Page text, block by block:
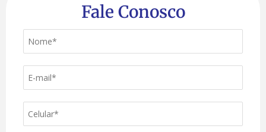
Fale Conosco